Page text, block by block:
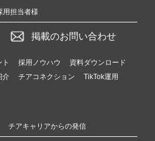
用担当者様
掲載のお問い合わせ
採用ノウハウ
資料ダウンロード
介 チアコネクション
TikTok運用
チアキャリアからの発信